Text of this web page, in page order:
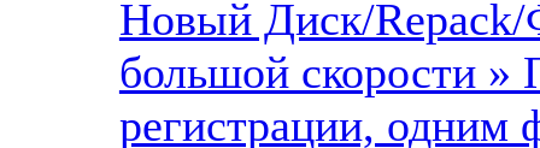
Новый Диск/
большой скорости »
регистрации, одним